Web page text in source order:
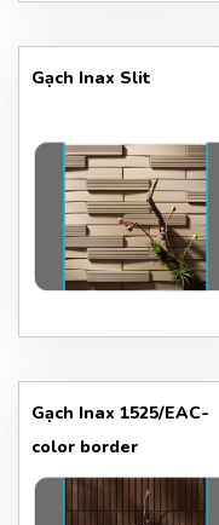
Gạch Inax Slit
Gạch Inax 1525/EAC-
color border